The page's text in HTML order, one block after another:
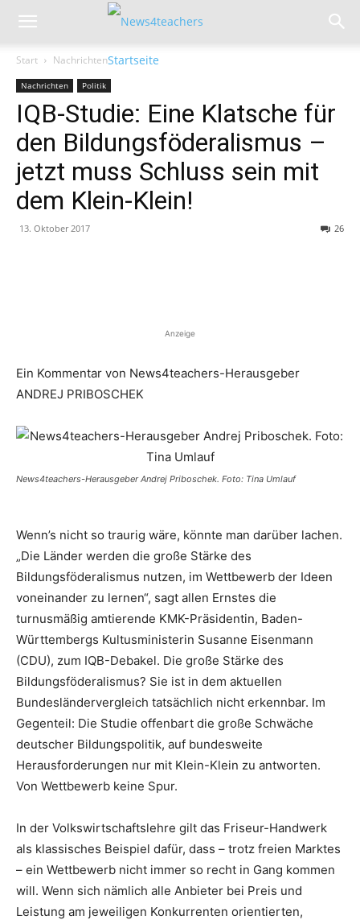
Start Nachrichten
Nachrichten Politik
IQB-Studie: Eine Klatsche für
den Bildungsföderalismus –
jetzt muss Schluss sein mit
dem Klein-Klein!
13. Oktober 2017 26
Anzeige
Ein Kommentar von News4teachers-Herausgeber
ANDREJ PRIBOSCHEK
News4teachers-Herausgeber Andrej Priboschek. Foto: Tina Umlauf
Wenn’s nicht so traurig wäre, könnte man darüber lachen.
„Die Länder werden die große Stärke des
Bildungsföderalismus nutzen, im Wettbewerb der Ideen
voneinander zu lernen“, sagt allen Ernstes die
turnusmäßig amtierende KMK-Präsidentin, Baden-
Württembergs Kultusministerin Susanne Eisenmann
(CDU), zum IQB-Debakel. Die große Stärke des
Bildungsföderalismus? Sie ist in dem aktuellen
Bundesländervergleich tatsächlich nicht erkennbar. Im
Gegenteil: Die Studie offenbart die große Schwäche
deutscher Bildungspolitik, auf bundesweite
Herausforderungen nur mit Klein-Klein zu antworten.
Von Wettbewerb keine Spur.
In der Volkswirtschaftslehre gilt das Friseur-Handwerk
als klassisches Beispiel dafür, dass – trotz freien Marktes
– ein Wettbewerb nicht immer so recht in Gang kommen
will. Wenn sich nämlich alle Anbieter bei Preis und
Leistung am jeweiligen Konkurrenten orientierten,